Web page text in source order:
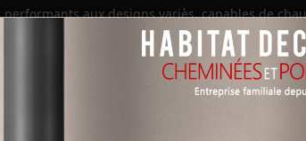
aux designs variès, capables de
ou dans notre showroom à Arques. Un